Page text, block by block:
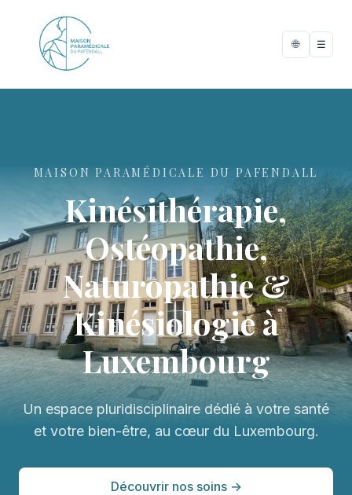
🌐 ☰
MAISON PARAMÉDICALE DU PAFENDALL
Kinésithérapie,
Ostéopathie,
Naturopathie &
Kinésiologie à
Luxembourg
Un espace pluridisciplinaire dédié à votre santé
et votre bien-être, au cœur du Luxembourg.
Découvrir nos soins →